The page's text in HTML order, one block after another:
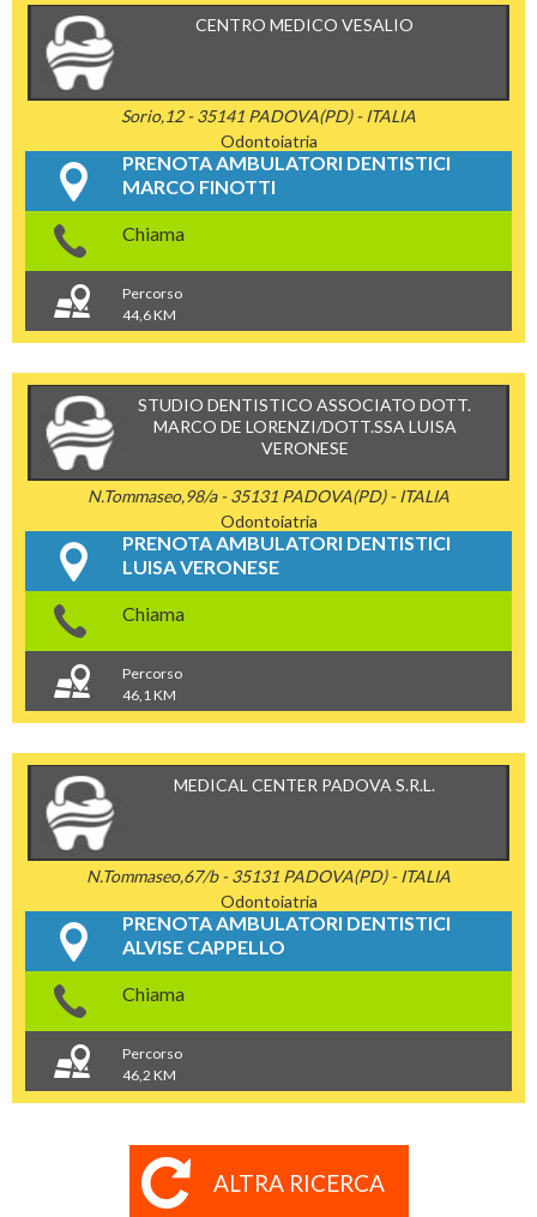
CENTRO MEDICO VESALIO
Sorio,12 - 35141 PADOVA(PD) - ITALIA
Odontoiatria
PRENOTA AMBULATORI DENTISTICI
MARCO FINOTTI
Chiama
Percorso
44,6 KM
STUDIO DENTISTICO ASSOCIATO DOTT.
MARCO DE LORENZI/DOTT.SSA LUISA
VERONESE
N.Tommaseo,98/a - 35131 PADOVA(PD) - ITALIA
Odontoiatria
PRENOTA AMBULATORI DENTISTICI
LUISA VERONESE
Chiama
Percorso
46,1 KM
MEDICAL CENTER PADOVA S.R.L.
N.Tommaseo,67/b - 35131 PADOVA(PD) - ITALIA
Odontoiatria
PRENOTA AMBULATORI DENTISTICI
ALVISE CAPPELLO
Chiama
Percorso
46,2 KM
ALTRA RICERCA